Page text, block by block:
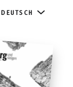
DEUTSCH